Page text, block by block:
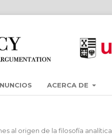
ACERCA DE
al origen de la filosofía analítica